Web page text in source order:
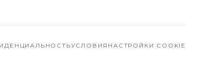
УСЛОВИЯ НАСТРОЙКИ COOKIE